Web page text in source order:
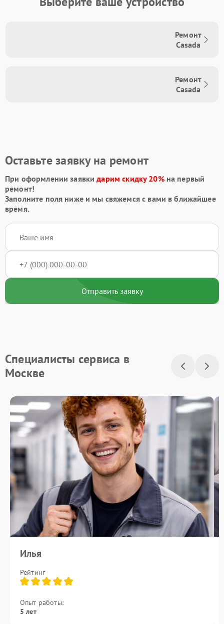
Ремонт
Casada
Ремонт
Casada
Оставьте заявку на ремонт
При оформлении заявкидарим скидку 20%на первый
ремонт!
Заполните поля ниже и мы свяжемся с вами в ближайшее
время.
Отправить заявку
Специалисты сервиса в
Москве
Илья
Рейтинг
Опыт работы:
5 лет